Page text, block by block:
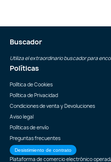
Buscador
Utiliza el extraordinario buscador para
Políticas
Política de Cookies
Política de Privacidad
Condiciones de venta y Devoluciones
Aviso legal
Políticas de envío
Preguntas frecuentes
Desistimiento de contrato
Plataforma de comercio electrónico